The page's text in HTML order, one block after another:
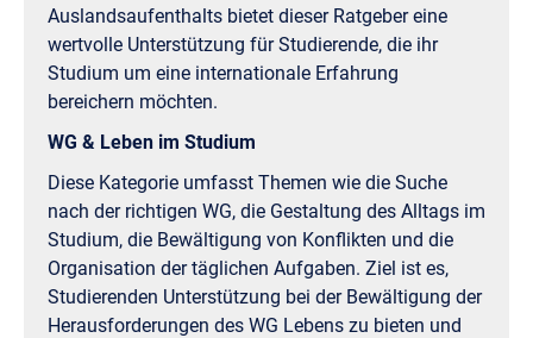
Auslandsaufenthalts bietet dieser Ratgeber eine
wertvolle Unterstützung für Studierende, die ihr
Studium um eine internationale Erfahrung
bereichern möchten.
WG & Leben im Studium
Diese Kategorie umfasst Themen wie die Suche
nach der richtigen WG, die Gestaltung des Alltags im
Studium, die Bewältigung von Konflikten und die
Organisation der täglichen Aufgaben. Ziel ist es,
Studierenden Unterstützung bei der Bewältigung der
Herausforderungen des WG Lebens zu bieten und